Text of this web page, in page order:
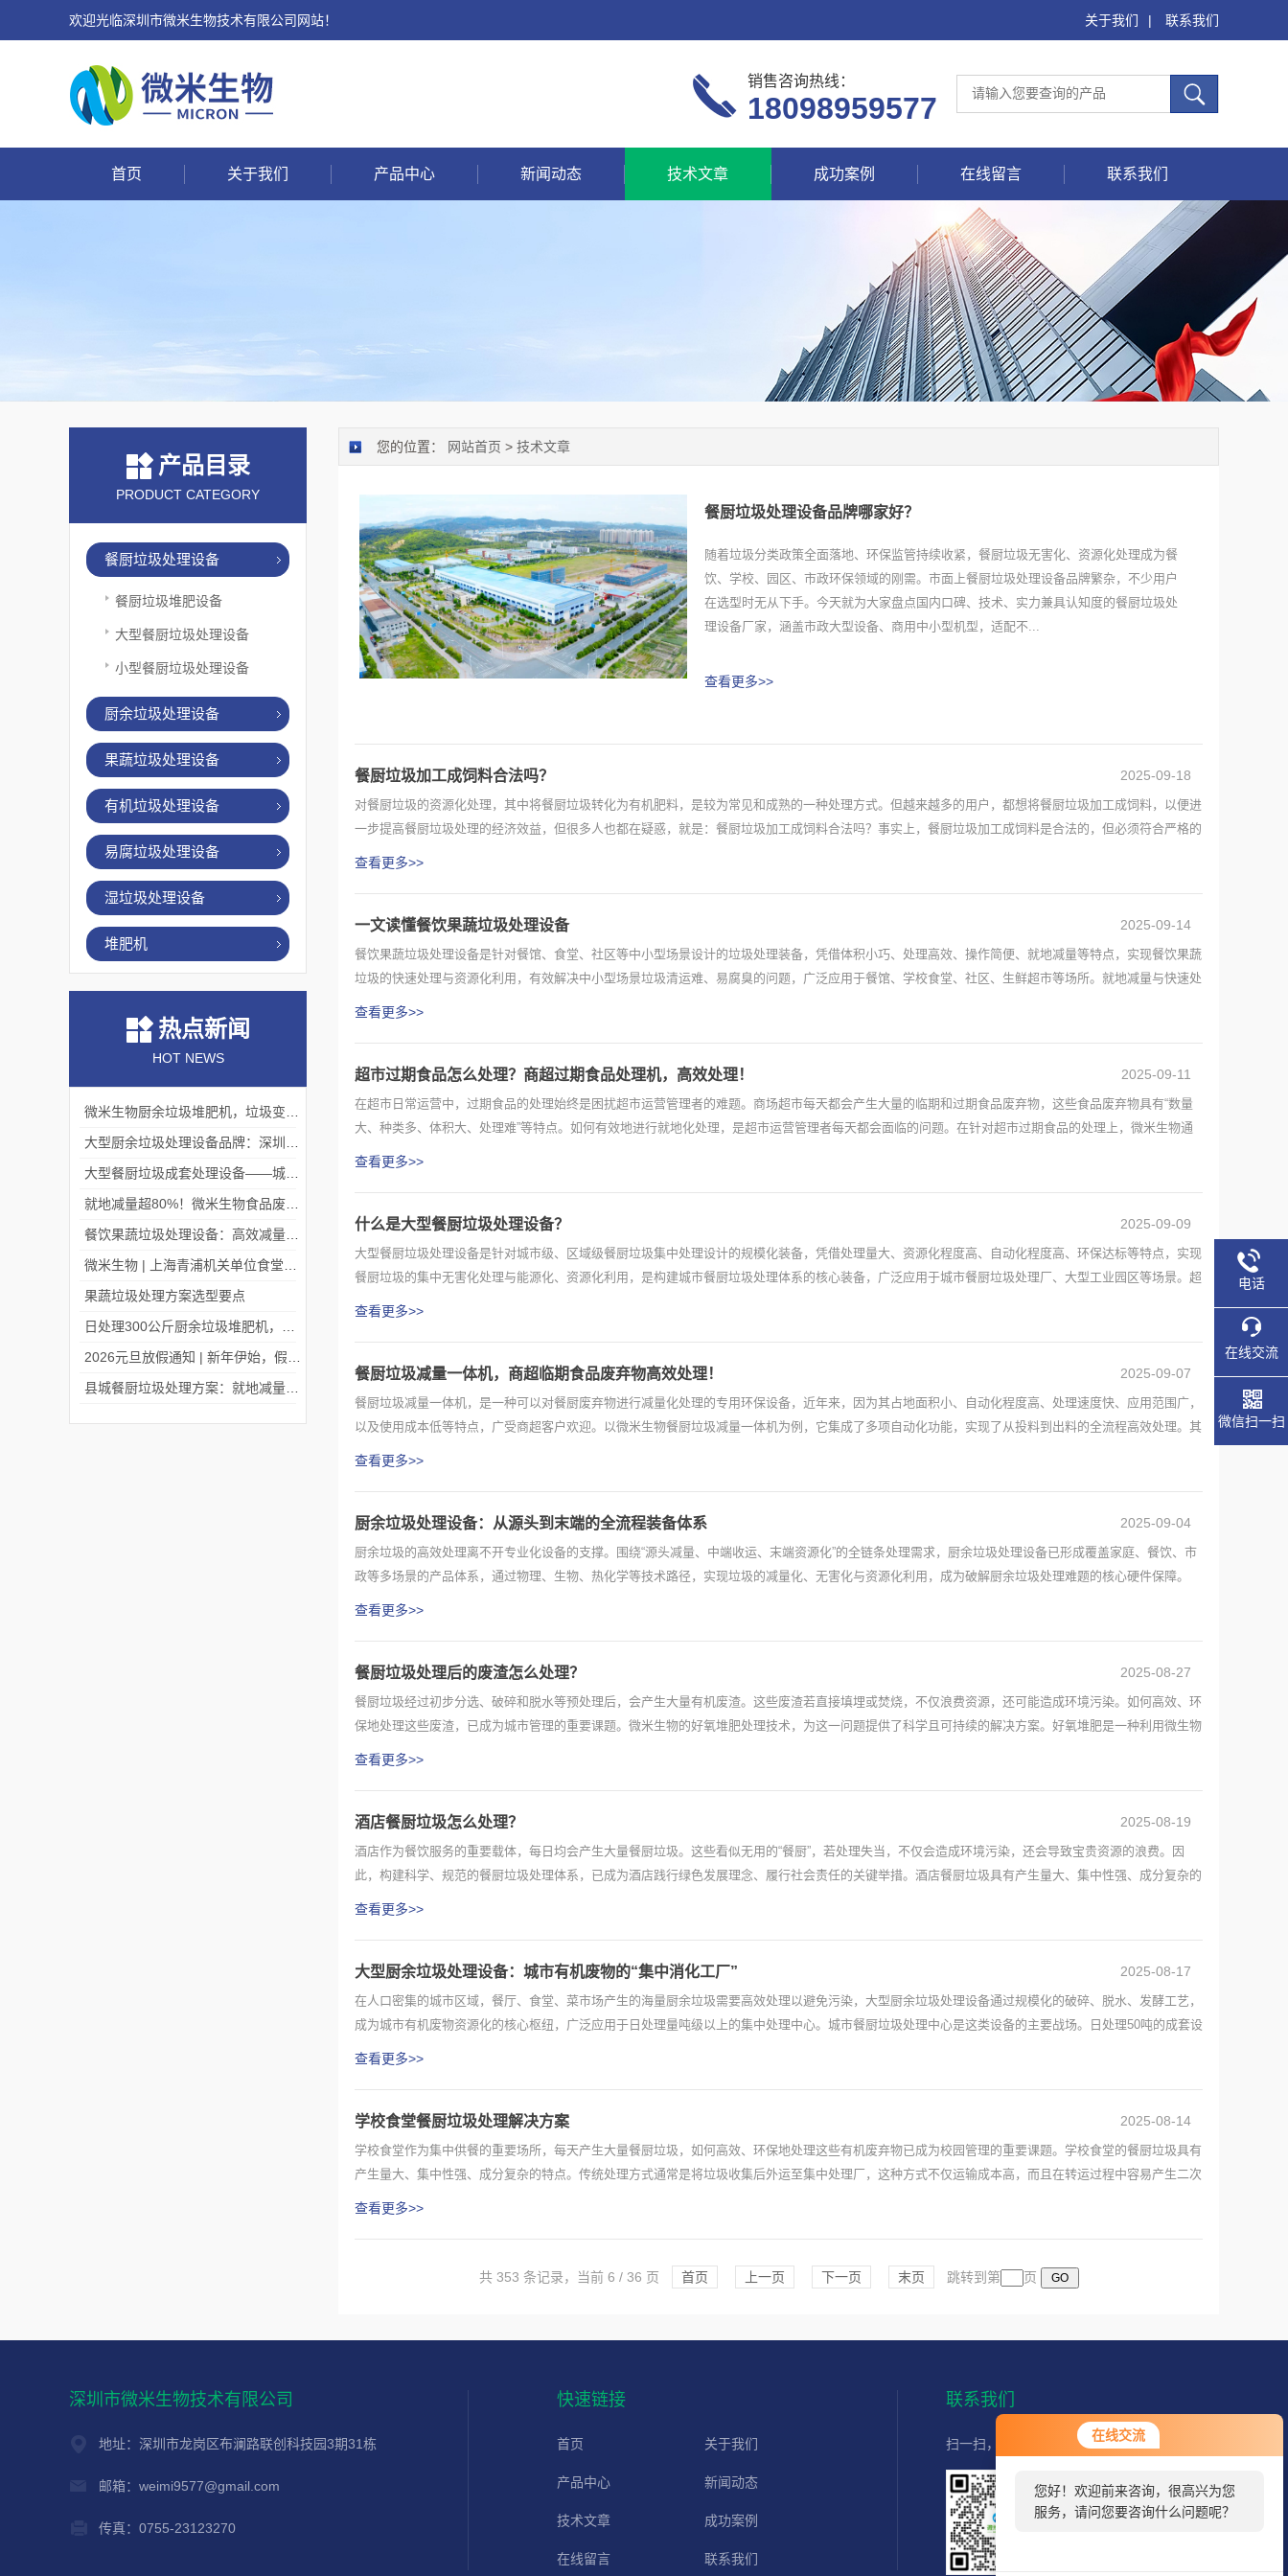
在线交流
您好！欢迎前来咨询，很高兴为您
服务，请问您要咨询什么问题呢？
欢迎光临深圳市微米生物技术有限公司网站！ 关于我们 | 联系我们
销售咨询热线：
18098959577
首页 关于我们 产品中心 新闻动态 技术文章 成功案例 在线留言 联系我们
产品目录
PRODUCT CATEGORY
餐厨垃圾处理设备
餐厨垃圾堆肥设备
大型餐厨垃圾处理设备
小型餐厨垃圾处理设备
厨余垃圾处理设备
果蔬垃圾处理设备
有机垃圾处理设备
易腐垃圾处理设备
湿垃圾处理设备
堆肥机
热点新闻
HOT NEWS
果蔬垃圾处理方案选型要点
您的位置： 网站首页 > 技术文章
餐厨垃圾处理设备品牌哪家好？
随着垃圾分类政策全面落地、环保监管持续收紧，餐厨垃圾无害化、资源化处理成为餐
饮、学校、园区、市政环保领域的刚需。市面上餐厨垃圾处理设备品牌繁杂，不少用户
在选型时无从下手。今天就为大家盘点国内口碑、技术、实力兼具认知度的餐厨垃圾处
理设备厂家，涵盖市政大型设备、商用中小型机型，适配不...
查看更多>>
餐厨垃圾加工成饲料合法吗？ 2025-09-18
对餐厨垃圾的资源化处理，其中将餐厨垃圾转化为有机肥料，是较为常见和成熟的一种处理方式。但越来越多的用户，都想将餐厨垃圾加工成饲料，以便进
一步提高餐厨垃圾处理的经济效益，但很多人也都在疑惑，就是：餐厨垃圾加工成饲料合法吗？事实上，餐厨垃圾加工成饲料是合法的，但必须符合严格的
法律规定...
查看更多>>
一文读懂餐饮果蔬垃圾处理设备 2025-09-14
餐饮果蔬垃圾处理设备是针对餐馆、食堂、社区等中小型场景设计的垃圾处理装备，凭借体积小巧、处理高效、操作简便、就地减量等特点，实现餐饮果蔬
垃圾的快速处理与资源化利用，有效解决中小型场景垃圾清运难、易腐臭的问题，广泛应用于餐馆、学校食堂、社区、生鲜超市等场所。​就地减量与快速处
理是其...
查看更多>>
超市过期食品怎么处理？商超过期食品处理机，高效处理！ 2025-09-11
在超市日常运营中，过期食品的处理始终是困扰超市运营管理者的难题。商场超市每天都会产生大量的临期和过期食品废弃物，这些食品废弃物具有“数量
大、种类多、体积大、处理难”等特点。如何有效地进行就地化处理，是超市运营管理者每天都会面临的问题。在针对超市过期食品的处理上，微米生物通
过广泛的...
查看更多>>
什么是大型餐厨垃圾处理设备？ 2025-09-09
大型餐厨垃圾处理设备是针对城市级、区域级餐厨垃圾集中处理设计的规模化装备，凭借处理量大、资源化程度高、自动化程度高、环保达标等特点，实现
餐厨垃圾的集中无害化处理与能源化、资源化利用，是构建城市餐厨垃圾处理体系的核心装备，广泛应用于城市餐厨垃圾处理厂、大型工业园区等场景。​超
大处理...
查看更多>>
餐厨垃圾减量一体机，商超临期食品废弃物高效处理！ 2025-09-07
餐厨垃圾减量一体机，是一种可以对餐厨废弃物进行减量化处理的专用环保设备，近年来，因为其占地面积小、自动化程度高、处理速度快、应用范围广，
以及使用成本低等特点，广受商超客户欢迎。以微米生物餐厨垃圾减量一体机为例，它集成了多项自动化功能，实现了从投料到出料的全流程高效处理。其
核心工作...
查看更多>>
厨余垃圾处理设备：从源头到末端的全流程装备体系 2025-09-04
厨余垃圾的高效处理离不开专业化设备的支撑。围绕“源头减量、中端收运、末端资源化”的全链条处理需求，厨余垃圾处理设备已形成覆盖家庭、餐饮、市
政等多场景的产品体系，通过物理、生物、热化学等技术路径，实现垃圾的减量化、无害化与资源化利用，成为破解厨余垃圾处理难题的核心硬件保障。​
一、源...
查看更多>>
餐厨垃圾处理后的废渣怎么处理？ 2025-08-27
餐厨垃圾经过初步分选、破碎和脱水等预处理后，会产生大量有机废渣。这些废渣若直接填埋或焚烧，不仅浪费资源，还可能造成环境污染。如何高效、环
保地处理这些废渣，已成为城市管理的重要课题。微米生物的好氧堆肥处理技术，为这一问题提供了科学且可持续的解决方案。好氧堆肥是一种利用微生物
在有氧条...
查看更多>>
酒店餐厨垃圾怎么处理？ 2025-08-19
酒店作为餐饮服务的重要载体，每日均会产生大量餐厨垃圾。这些看似无用的“餐厨”，若处理失当，不仅会造成环境污染，还会导致宝贵资源的浪费。因
此，构建科学、规范的餐厨垃圾处理体系，已成为酒店践行绿色发展理念、履行社会责任的关键举措。酒店餐厨垃圾具有产生量大、集中性强、成分复杂的
显著特点...
查看更多>>
大型厨余垃圾处理设备：城市有机废物的“集中消化工厂”​ 2025-08-17
在人口密集的城市区域，餐厅、食堂、菜市场产生的海量厨余垃圾需要高效处理以避免污染，大型厨余垃圾处理设备通过规模化的破碎、脱水、发酵工艺，
成为城市有机废物资源化的核心枢纽，广泛应用于日处理量吨级以上的集中处理中心。​城市餐厨垃圾处理中心是这类设备的主要战场。日处理50吨的成套设
备可...
查看更多>>
学校食堂餐厨垃圾处理解决方案 2025-08-14
学校食堂作为集中供餐的重要场所，每天产生大量餐厨垃圾，如何高效、环保地处理这些有机废弃物已成为校园管理的重要课题。学校食堂的餐厨垃圾具有
产生量大、集中性强、成分复杂的特点。传统处理方式通常是将垃圾收集后外运至集中处理厂，这种方式不仅运输成本高，而且在转运过程中容易产生二次
污染，如...
查看更多>>
共 353 条记录，当前 6 / 36 页 首页 上一页 下一页 末页 跳转到第 页
深圳市微米生物技术有限公司
地址：深圳市龙岗区布澜路联创科技园3期31栋
邮箱：weimi9577@gmail.com
传真：0755-23123270
快速链接
首页 关于我们
产品中心 新闻动态
技术文章 成功案例
在线留言 联系我们
联系我们
扫一扫，直接联系我们,快速获取服务
电话
在线交流
微信扫一扫